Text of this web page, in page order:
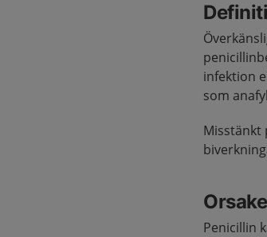
infektion
som
Misstänkt
Penicillin